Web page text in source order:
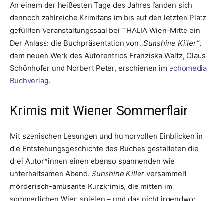
An einem der heißesten Tage des Jahres fanden sich
dennoch zahlreiche Krimifans im bis auf den letzten Platz
gefüllten Veranstaltungssaal bei THALIA Wien-Mitte ein.
Der Anlass: die Buchpräsentation von „Sunshine Killer“,
dem neuen Werk des Autorentrios Franziska Waltz, Claus
Schönhofer und Norbert Peter, erschienen im echomedia
Buchverlag.
Krimis mit Wiener Sommerflair
Mit szenischen Lesungen und humorvollen Einblicken in
die Entstehungsgeschichte des Buches gestalteten die
drei Autor*innen einen ebenso spannenden wie
unterhaltsamen Abend. Sunshine Killer versammelt
mörderisch-amüsante Kurzkrimis, die mitten im
sommerlichen Wien spielen – und das nicht irgendwo: